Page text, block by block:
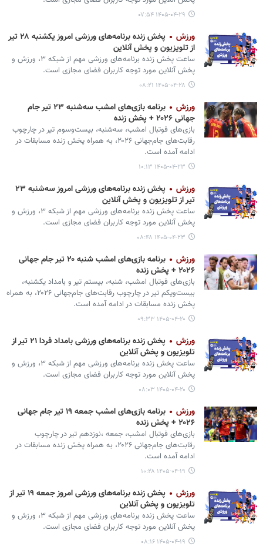
۱۴۰۵-۰۴-۲۹ ۰۷:۵۴
ورزش
پخش زنده برنامه‌های ورزشی امروز یکشنبه ۲۸ تیر
از تلویزیون و پخش آنلاین
ساعت پخش زنده برنامه‌های ورزشی مهم از شبکه ۳، ورزش و
پخش آنلاین مورد توجه کاربران فضای مجازی است.
۱۴۰۵-۰۴-۲۸ ۰۸:۲۱
ورزش
برنامه بازی‌های امشب سه‌شنبه ۲۳ تیر جام
جهانی ۲۰۲۶ + پخش زنده
بازی‌های فوتبال امشب، سه‌شنبه، بیست‌وسوم تیر در چارچوب
رقابت‌های جام‌جهانی ۲۰۲۶، به همراه پخش زنده مسابقات در
ادامه آمده است.
۱۴۰۵-۰۴-۲۳ ۱۰:۱۳
ورزش
پخش زنده برنامه‌های ورزشی امروز سه‌شنبه ۲۳
تیر از تلویزیون و پخش آنلاین
ساعت پخش زنده برنامه‌های ورزشی مهم از شبکه ۳، ورزش و
پخش آنلاین مورد توجه کاربران فضای مجازی است.
۱۴۰۵-۰۴-۲۳ ۰۸:۴۸
ورزش
برنامه بازی‌های امشب شنبه ۲۰ تیر جام جهانی
۲۰۲۶ + پخش زنده
بازی‌های فوتبال امشب، شنبه، بیستم تیر و بامداد یکشنبه،
بیست‌ویکم تیر در چارچوب رقابت‌های جام‌جهانی ۲۰۲۶، به همراه
پخش زنده مسابقات در ادامه آمده است.
۱۴۰۵-۰۴-۲۰ ۰۹:۳۳
ورزش
پخش زنده برنامه‌های ورزشی بامداد فردا ۲۱ تیر از
تلویزیون و پخش آنلاین
ساعت پخش زنده برنامه‌های ورزشی مهم از شبکه ۳، ورزش و
پخش آنلاین مورد توجه کاربران فضای مجازی است.
۱۴۰۵-۰۴-۲۰ ۰۸:۰۳
ورزش
برنامه بازی‌های امشب جمعه ۱۹ تیر جام جهانی
۲۰۲۶ + پخش زنده
بازی‌های فوتبال امشب، جمعه ،نوزدهم تیر در چارچوب
رقابت‌های جام‌جهانی ۲۰۲۶، به همراه پخش زنده مسابقات در
ادامه آمده است.
۱۴۰۵-۰۴-۱۹ ۱۰:۲۸
ورزش
پخش زنده برنامه‌های ورزشی امروز جمعه ۱۹ تیر از
تلویزیون و پخش آنلاین
ساعت پخش زنده برنامه‌های ورزشی مهم از شبکه ۳، ورزش و
پخش آنلاین مورد توجه کاربران فضای مجازی است.
۱۴۰۵-۰۴-۱۹ ۰۸:۱۶